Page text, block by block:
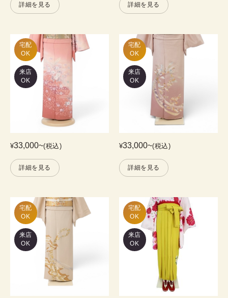
詳細を見る 詳細を見る
宅配
OK
来店
OK
¥33,000~(税込)
詳細を見る
宅配
OK
来店
OK
¥33,000~(税込)
詳細を見る
宅配
OK
来店
OK
宅配
OK
来店
OK